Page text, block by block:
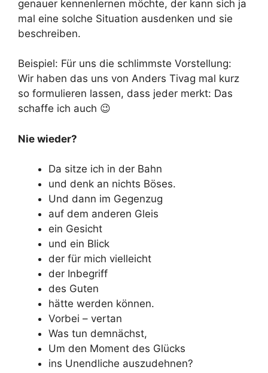
genauer kennenlernen möchte, der kann sich ja
mal eine solche Situation ausdenken und sie
beschreiben.
Beispiel: Für uns die schlimmste Vorstellung:
Wir haben das uns von Anders Tivag mal kurz
so formulieren lassen, dass jeder merkt: Das
schaffe ich auch 😉
Nie wieder?
Da sitze ich in der Bahn
und denk an nichts Böses.
Und dann im Gegenzug
auf dem anderen Gleis
ein Gesicht
und ein Blick
der für mich vielleicht
der Inbegriff
des Guten
hätte werden können.
Vorbei – vertan
Was tun demnächst,
Um den Moment des Glücks
ins Unendliche auszudehnen?